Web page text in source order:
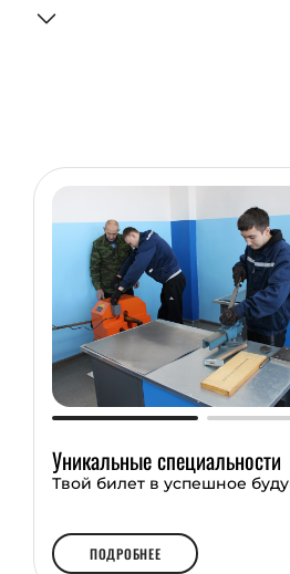
За 58 лет учреждение
дефицита
Учреждение нацелено
потребителей
и ожиданий.
Уникальные специальности
Твой билет в успешное
ПОДРОБНЕЕ